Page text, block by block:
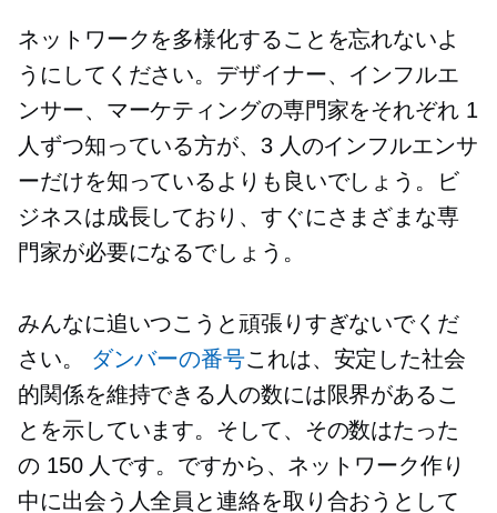
ネットワークを多様化することを忘れないよ
うにしてください。デザイナー、インフルエ
ンサー、マーケティングの専門家をそれぞれ 1
人ずつ知っている方が、3 人のインフルエンサ
ーだけを知っているよりも良いでしょう。ビ
ジネスは成長しており、すぐにさまざまな専
門家が必要になるでしょう。
みんなに追いつこうと頑張りすぎないでくだ
さい。
ダンバーの番号これは、安定した社会
的関係を維持できる人の数には限界があるこ
とを示しています。そして、その数はたった
の 150 人です。ですから、ネットワーク作り
中に出会う人全員と連絡を取り合おうとして